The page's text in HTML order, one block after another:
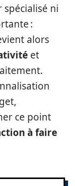
ni
:
alors
et
ce point
à faire